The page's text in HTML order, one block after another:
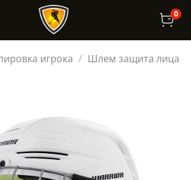
0
игрока Шлем защита лица